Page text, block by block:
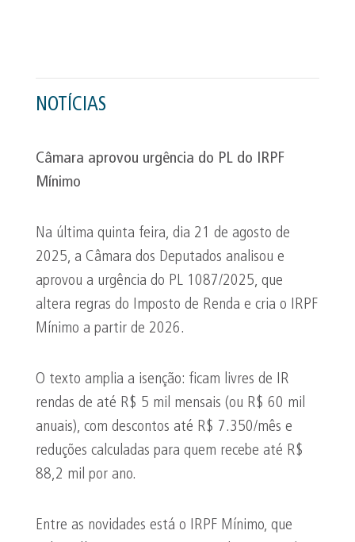
NOTÍCIAS
Câmara aprovou urgência do PL do IRPF
Mínimo
Na última quinta feira, dia 21 de agosto de
2025, a Câmara dos Deputados analisou e
aprovou a urgência do PL 1087/2025, que
altera regras do Imposto de Renda e cria o IRPF
Mínimo a partir de 2026.
O texto amplia a isenção: ficam livres de IR
rendas de até R$ 5 mil mensais (ou R$ 60 mil
anuais), com descontos até R$ 7.350/mês e
reduções calculadas para quem recebe até R$
88,2 mil por ano.
Entre as novidades está o IRPF Mínimo, que